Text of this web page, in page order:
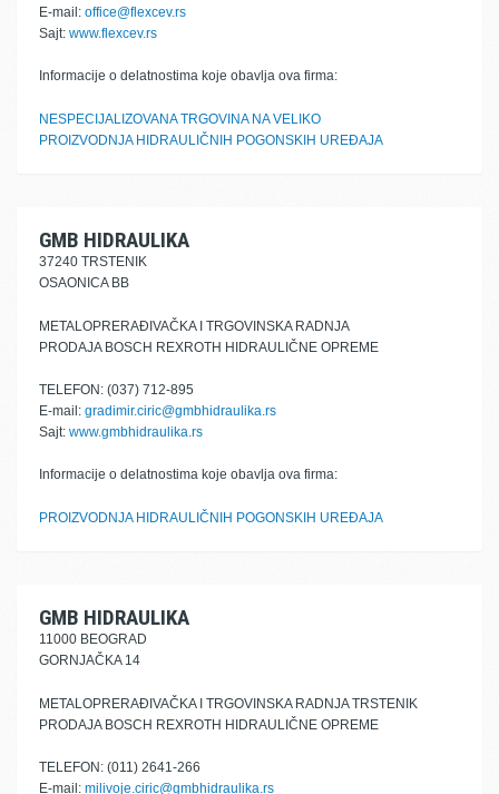
E-mail: office@flexcev.rs
Sajt: www.flexcev.rs
Informacije o delatnostima koje obavlja ova firma:
NESPECIJALIZOVANA TRGOVINA NA VELIKO
PROIZVODNJA HIDRAULIČNIH POGONSKIH UREĐAJA
GMB HIDRAULIKA
37240 TRSTENIK
OSAONICA BB
METALOPRERAĐIVAČKA I TRGOVINSKA RADNJA
PRODAJA BOSCH REXROTH HIDRAULIČNE OPREME
TELEFON: (037) 712-895
E-mail: gradimir.ciric@gmbhidraulika.rs
Sajt: www.gmbhidraulika.rs
Informacije o delatnostima koje obavlja ova firma:
PROIZVODNJA HIDRAULIČNIH POGONSKIH UREĐAJA
GMB HIDRAULIKA
11000 BEOGRAD
GORNJAČKA 14
METALOPRERAĐIVAČKA I TRGOVINSKA RADNJA TRSTENIK
PRODAJA BOSCH REXROTH HIDRAULIČNE OPREME
TELEFON: (011) 2641-266
E-mail: milivoje.ciric@gmbhidraulika.rs